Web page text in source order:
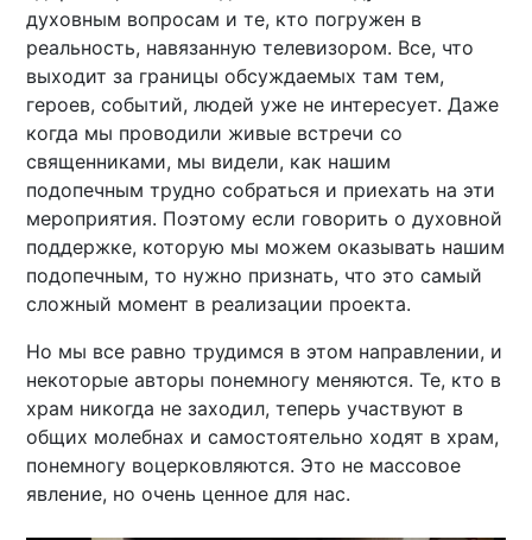
духовным вопросам и те, кто погружен в
реальность, навязанную телевизором. Все, что
выходит за границы обсуждаемых там тем,
героев, событий, людей уже не интересует. Даже
когда мы проводили живые встречи со
священниками, мы видели, как нашим
подопечным трудно собраться и приехать на эти
мероприятия. Поэтому если говорить о духовной
поддержке, которую мы можем оказывать нашим
подопечным, то нужно признать, что это самый
сложный момент в реализации проекта.
Но мы все равно трудимся в этом направлении, и
некоторые авторы понемногу меняются. Те, кто в
храм никогда не заходил, теперь участвуют в
общих молебнах и самостоятельно ходят в храм,
понемногу воцерковляются. Это не массовое
явление, но очень ценное для нас.